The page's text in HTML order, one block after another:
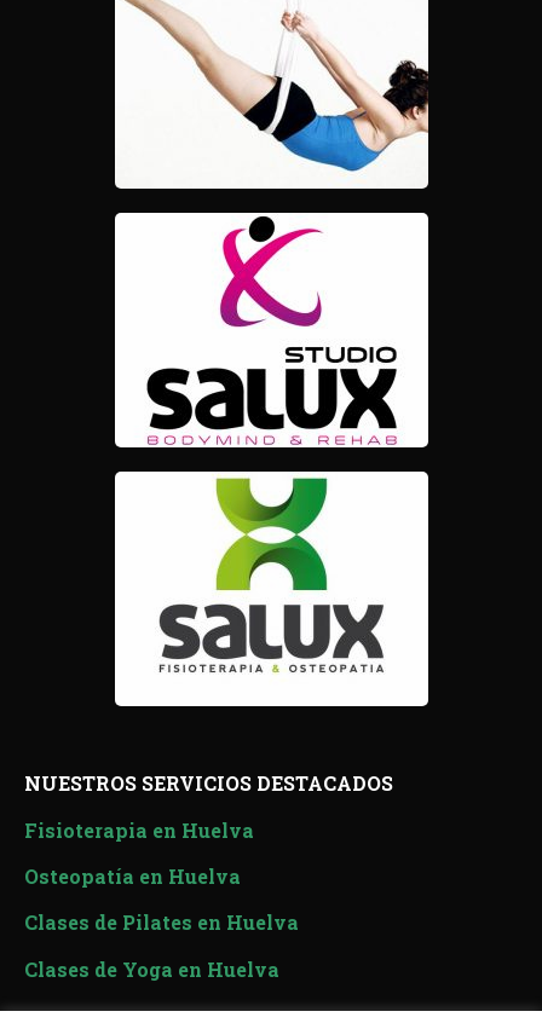
NUESTROS SERVICIOS DESTACADOS
Fisioterapia en Huelva
Osteopatía en Huelva
Clases de Pilates en Huelva
Clases de Yoga en Huelva